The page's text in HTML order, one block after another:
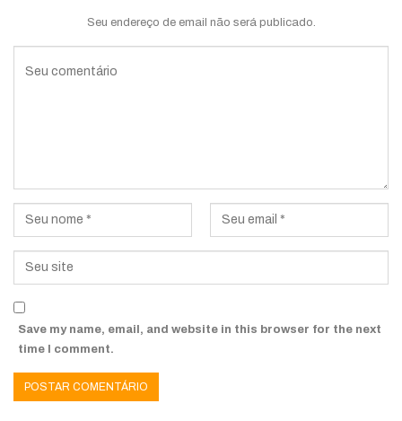
Seu endereço de email não será publicado.
Save my name, email, and website in this browser for the next
time I comment.